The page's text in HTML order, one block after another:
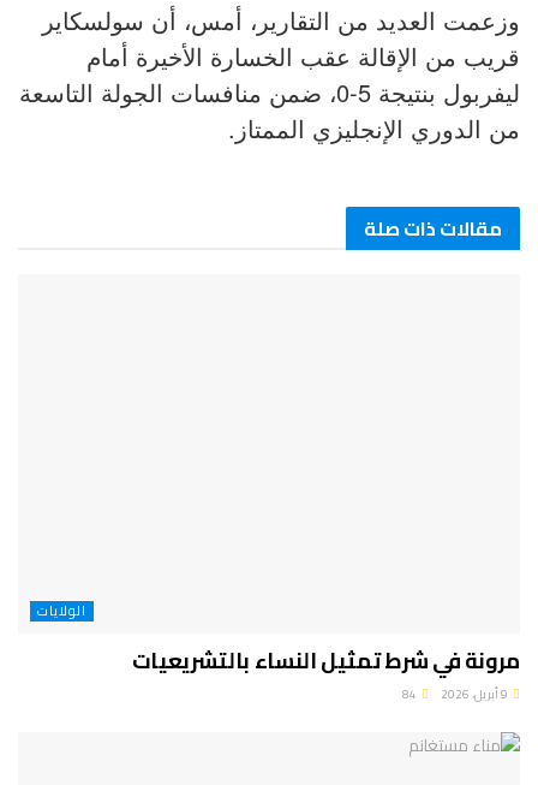
وزعمت العديد من التقارير، أمس، أن سولسكاير
قريب من الإقالة عقب الخسارة الأخيرة أمام
ليفربول بنتيجة 5-0، ضمن منافسات الجولة التاسعة
من الدوري الإنجليزي الممتاز.
مقالات ذات صلة
الولايات
مرونة في شرط تمثيل النساء بالتشريعيات